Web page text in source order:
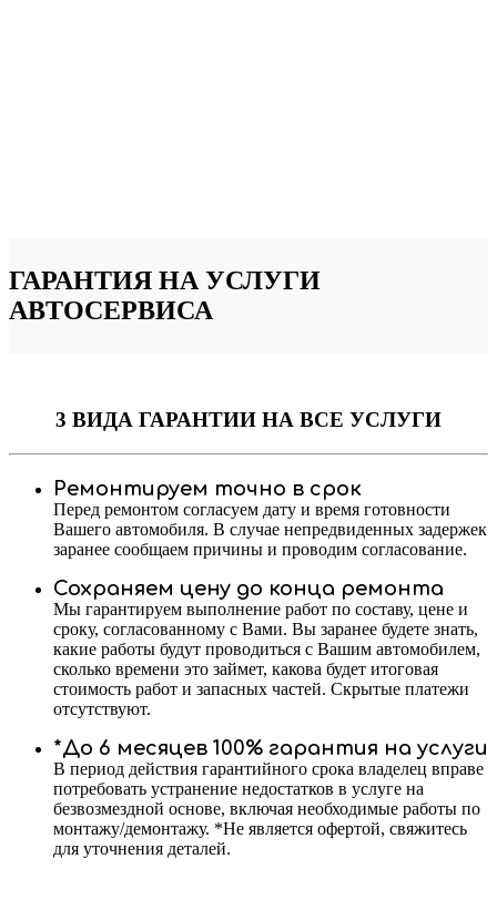
ГАРАНТИЯ НА УСЛУГИ
АВТОСЕРВИСА
3 ВИДА ГАРАНТИИ НА ВСЕ УСЛУГИ
Ремонтируем точно в срок
Перед ремонтом согласуем дату и время готовности
Вашего автомобиля. В случае непредвиденных задержек
заранее сообщаем причины и проводим согласование.
Сохраняем цену до конца ремонта
Мы гарантируем выполнение работ по составу, цене и
сроку, согласованному с Вами. Вы заранее будете знать,
какие работы будут проводиться с Вашим автомобилем,
сколько времени это займет, какова будет итоговая
стоимость работ и запасных частей. Скрытые платежи
отсутствуют.
*До 6 месяцев 100% гарантия на услуги
В период действия гарантийного срока владелец вправе
потребовать устранение недостатков в услуге на
безвозмездной основе, включая необходимые работы по
монтажу/демонтажу. *Не является офертой, свяжитесь
для уточнения деталей.